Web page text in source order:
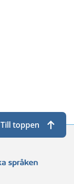
Till toppen